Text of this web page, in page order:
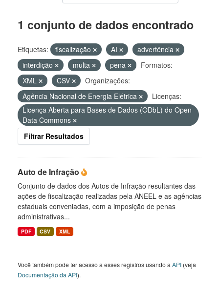
1 conjunto de dados encontrado
Etiquetas: fiscalização AI
advertência
interdição
multa pena
Formatos:
XML
CSV
Organizações:
Agência Nacional de Energia Elétrica
Licenças:
Licença Aberta para Bases de Dados (ODbL) do Open
Data Commons
Filtrar Resultados
Auto de Infração
Conjunto de dados dos Autos de Infração resultantes das
ações de fiscalização realizadas pela ANEEL e as agências
estaduais conveniadas, com a imposição de penas
administrativas...
PDF CSV XML
Você também pode ter acesso a esses registros usando a API (veja
Documentação da API).